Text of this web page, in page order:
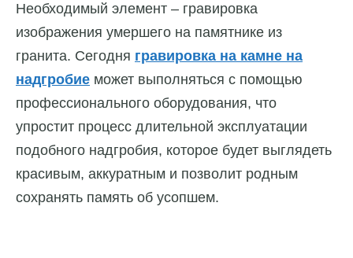
Необходимый элемент – гравировка
изображения умершего на памятнике из
гранита. Сегодня гравировка на камне на
надгробие может выполняться с помощью
профессионального оборудования, что
упростит процесс длительной эксплуатации
подобного надгробия, которое будет выглядеть
красивым, аккуратным и позволит родным
сохранять память об усопшем.